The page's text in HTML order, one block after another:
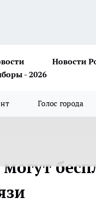
Новости
- 2026
Голос города